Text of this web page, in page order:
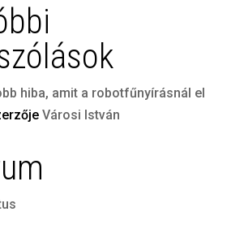
hiba, amit a robotfűnyírásnál el
Városi István